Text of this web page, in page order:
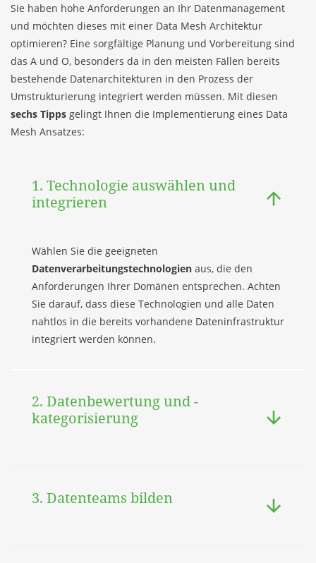
Sie haben hohe Anforderungen an Ihr Datenmanagement
und möchten dieses mit einer Data Mesh Architektur
optimieren? Eine sorgfältige Planung und Vorbereitung sind
das A und O, besonders da in den meisten Fällen bereits
bestehende Datenarchitekturen in den Prozess der
Umstrukturierung integriert werden müssen. Mit diesen
sechs Tipps gelingt Ihnen die Implementierung eines Data
Mesh Ansatzes:
1. Technologie auswählen und
integrieren
Wählen Sie die geeigneten
Datenverarbeitungstechnologien aus, die den
Anforderungen Ihrer Domänen entsprechen. Achten
Sie darauf, dass diese Technologien und alle Daten
nahtlos in die bereits vorhandene Dateninfrastruktur
integriert werden können.
2. Datenbewertung und -
kategorisierung
3. Datenteams bilden